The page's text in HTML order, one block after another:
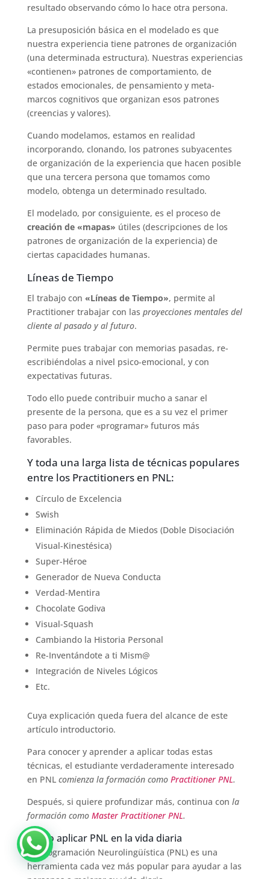
resultado observando cómo lo hace otra persona.
La presuposición básica en el modelado es que
nuestra experiencia tiene patrones de organización
(una determinada estructura). Nuestras experiencias
«contienen» patrones de comportamiento, de
estados emocionales, de pensamiento y meta-
marcos cognitivos que organizan esos patrones
(creencias y valores).
Cuando modelamos, estamos en realidad
incorporando, clonando, los patrones subyacentes
de organización de la experiencia que hacen posible
que una tercera persona que tomamos como
modelo, obtenga un determinado resultado.
El modelado, por consiguiente, es el proceso de
creación de «mapas» útiles (descripciones de los
patrones de organización de la experiencia) de
ciertas capacidades humanas.
Líneas de Tiempo
El trabajo con «Líneas de Tiempo», permite al
Practitioner trabajar con las proyecciones mentales del
cliente al pasado y al futuro.
Permite pues trabajar con memorias pasadas, re-
escribiéndolas a nivel psico-emocional, y con
expectativas futuras.
Todo ello puede contribuir mucho a sanar el
presente de la persona, que es a su vez el primer
paso para poder «programar» futuros más
favorables.
Y toda una larga lista de técnicas populares
entre los Practitioners en PNL:
Círculo de Excelencia
Swish
Eliminación Rápida de Miedos (Doble Disociación
Visual-Kinestésica)
Super-Héroe
Generador de Nueva Conducta
Verdad-Mentira
Chocolate Godiva
Visual-Squash
Cambiando la Historia Personal
Re-Inventándote a ti Mism@
Integración de Niveles Lógicos
Etc.
Cuya explicación queda fuera del alcance de este
artículo introductorio.
Para conocer y aprender a aplicar todas estas
técnicas, el estudiante verdaderamente interesado
en PNL comienza la formación como Practitioner PNL.
Después, si quiere profundizar más, continua con la
formación como Master Practitioner PNL.
Cómo aplicar PNL en la vida diaria
La Programación Neurolingüística (PNL) es una
herramienta cada vez más popular para ayudar a las